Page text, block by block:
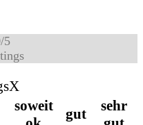
/5
X
soweit
gut
sehr